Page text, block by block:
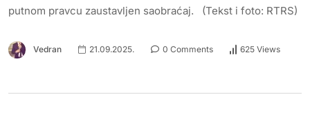
putnom pravcu zaustavljen saobraćaj. (Tekst i foto: RTRS)
Vedran 21.09.2025. 0 Comments 625 Views